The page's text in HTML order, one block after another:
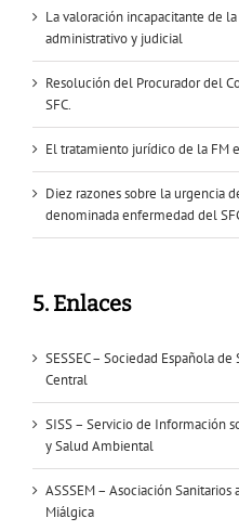
La valoración incapacitante de
administrativo y judicial
Resolución del Procurador del
SFC.
El tratamiento jurídico de la FM
Diez razones sobre la urgencia
denominada enfermedad del
5. Enlaces
SESSEC – Sociedad Española
Central
SISS – Servicio de Información
y Salud Ambiental
ASSSEM – Asociación
Miálgica